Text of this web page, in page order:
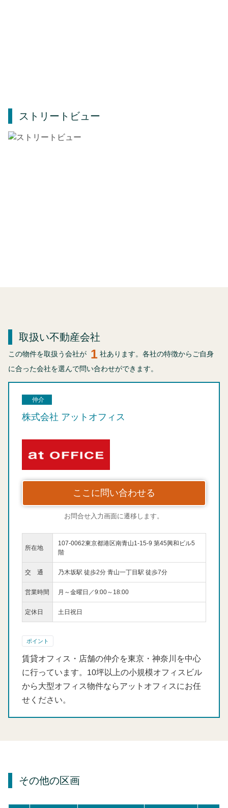
ストリートビュー
取扱い不動産会社
この物件を取扱う会社が 1 社あります。各社の特徴からご自身
に合った会社を選んで問い合わせができます。
仲介
株式会社 アットオフィス
ここに問い合わせる
お問合せ入力画面に遷移します。
所在地
107-0062東京都港区南青山1-15-9 第45興和ビル5
階
交 通 乃木坂駅 徒歩2分 青山一丁目駅 徒歩7分
営業時間 月～金曜日／9:00～18:00
定休日 土日祝日
ポイント
賃貸オフィス・店舗の仲介を東京・神奈川を中心
に行っています。10坪以上の小規模オフィスビル
から大型オフィス物件ならアットオフィスにお任
せください。
その他の区画